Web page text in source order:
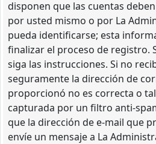
disponen que las cuentas
por usted mismo o por La
pueda identificarse; esta
finalizar el proceso de registro.
siga las instrucciones. Si no
seguramente la dirección de
proporcionó no es correcta o
capturada por un filtro anti-
que la dirección de e-mail que
envíe un mensaje a La